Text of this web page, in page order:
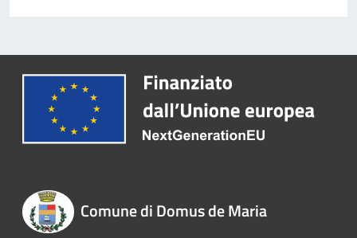
Comune di Domus de Maria